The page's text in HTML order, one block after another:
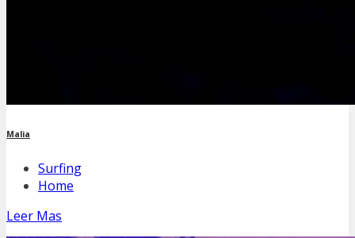
Malia
Surfing
Home
Leer Mas